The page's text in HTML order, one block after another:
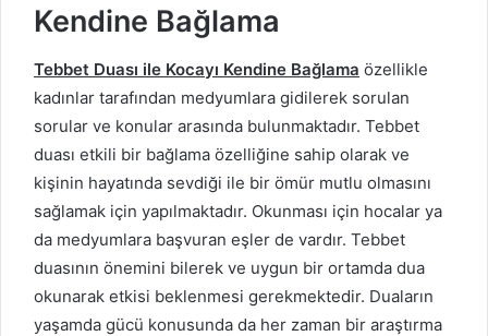
Kendine Bağlama
Tebbet Duası ile Kocayı Kendine Bağlama özellikle
kadınlar tarafından medyumlara gidilerek sorulan
sorular ve konular arasında bulunmaktadır. Tebbet
duası etkili bir bağlama özelliğine sahip olarak ve
kişinin hayatında sevdiği ile bir ömür mutlu olmasını
sağlamak için yapılmaktadır. Okunması için hocalar ya
da medyumlara başvuran eşler de vardır. Tebbet
duasının önemini bilerek ve uygun bir ortamda dua
okunarak etkisi beklenmesi gerekmektedir. Duaların
yaşamda gücü konusunda da her zaman bir araştırma